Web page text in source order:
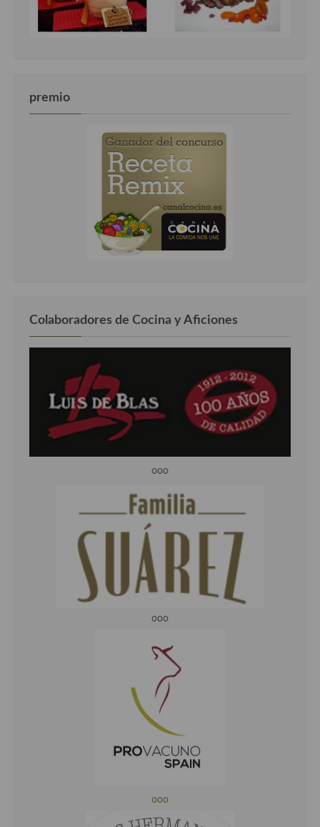
premio
Colaboradores de Cocina y Aficiones
ooo
ooo
ooo